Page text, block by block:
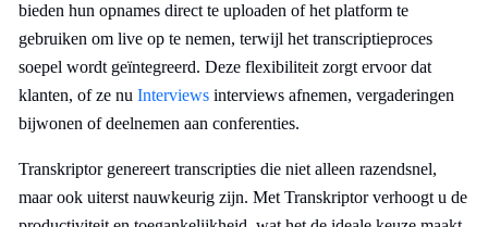
bieden hun opnames direct te uploaden of het platform te
gebruiken om live op te nemen, terwijl het transcriptieproces
soepel wordt geïntegreerd. Deze flexibiliteit zorgt ervoor dat
klanten, of ze nu Interviews interviews afnemen, vergaderingen
bijwonen of deelnemen aan conferenties.
Transkriptor genereert transcripties die niet alleen razendsnel,
maar ook uiterst nauwkeurig zijn. Met Transkriptor verhoogt u de